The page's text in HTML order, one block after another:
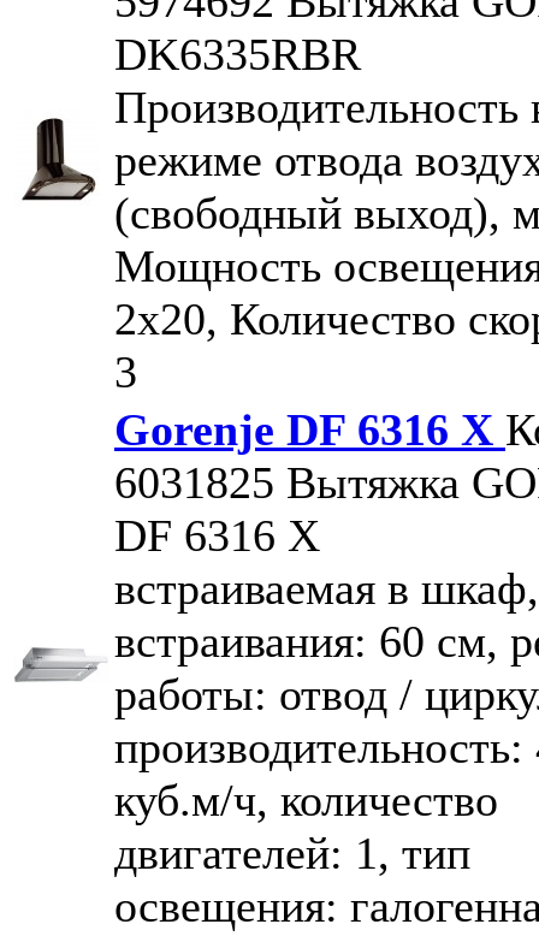
DK6335RBR
Производительность
режиме отвода
(свободный выход),
Мощность
2х20, Количество
3
Gorenje DF 6316 X
6031825 Вытяжка
DF 6316 X
встраиваемая в
встраивания: 60 см,
работы: отвод /
производительность:
куб.м/ч, количество
двигателей: 1, тип
освещения: